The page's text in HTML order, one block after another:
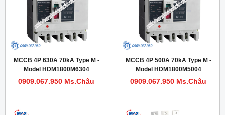
MCCB 4P 630A 70kA Type M -
Model HDM1800M6304
0909.067.950 Ms.Châu
MCCB 4P 500A 70kA Type M -
Model HDM1800M5004
0909.067.950 Ms.Châu